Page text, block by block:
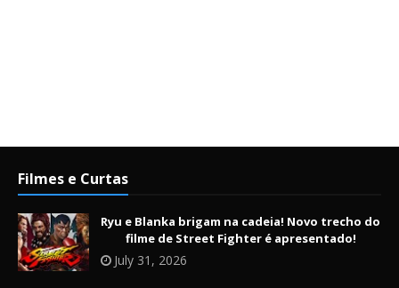
Filmes e Curtas
Ryu e Blanka brigam na cadeia! Novo trecho do
filme de Street Fighter é apresentado!
July 31, 2026